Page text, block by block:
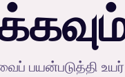
பயன்படுத்தி